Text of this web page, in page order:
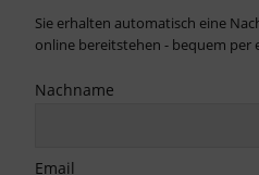
Sie erhalten automatisch eine
online bereitstehen - bequem per
Nachname
Email